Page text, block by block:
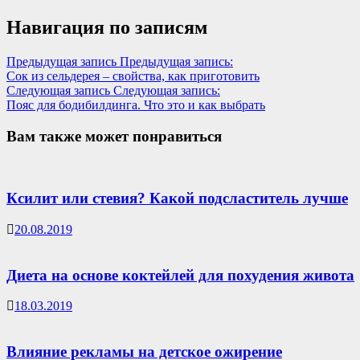
Навигация по записям
Предыдущая запись Предыдущая запись:
Сок из сельдерея – свойства, как приготовить
Следующая запись Следующая запись:
Пояс для бодибилдинга. Что это и как выбрать
Вам также может понравиться
Ксилит или стевия? Какой подсластитель лучше
20.08.2019
Диета на основе коктейлей для похудения живота
18.03.2019
Влияние рекламы на детское ожирение